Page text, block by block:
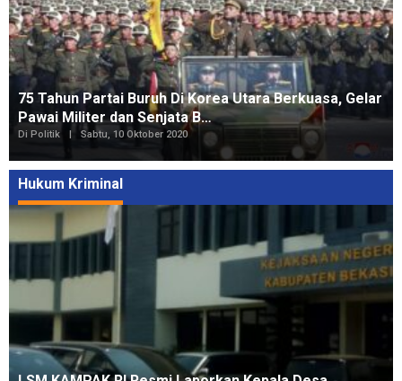
75 Tahun Partai Buruh Di Korea Utara Berkuasa, Gelar
Pawai Militer dan Senjata B…
Di Politik | Sabtu, 10 Oktober 2020
Hukum Kriminal